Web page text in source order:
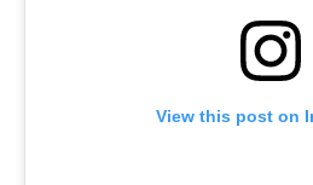
View this post on